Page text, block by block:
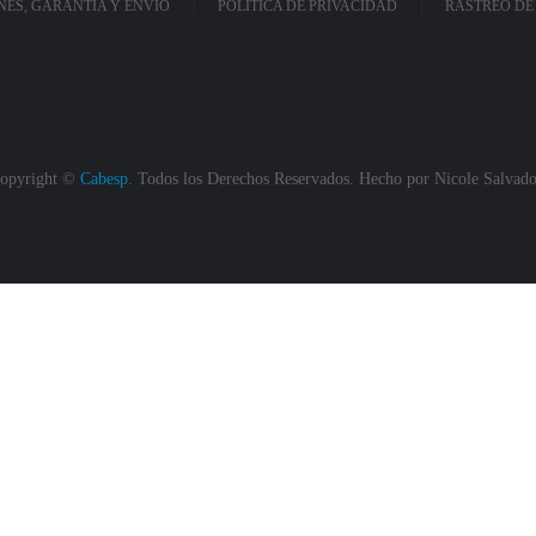
GARANTÍA Y ENVÍO POLÍTICA DE PRIVACIDAD RASTREO
© Cabesp. Todos los Derechos Reservados. Hecho por Nicole